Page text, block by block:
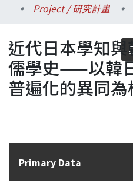
Research Outputs
Fundings & Projects
Researchers
Statistics
Project / 研究計畫
近代日本學知與
儒學史——以韓
普遍化的異同為
Primary Data